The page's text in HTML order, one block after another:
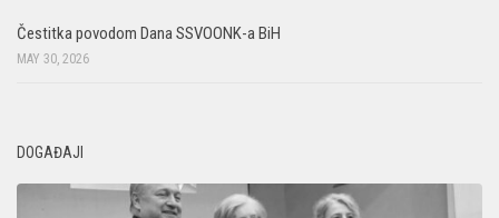
Čestitka povodom Dana SSVOONK-a BiH
MAY 30, 2026
DOGAĐAJI